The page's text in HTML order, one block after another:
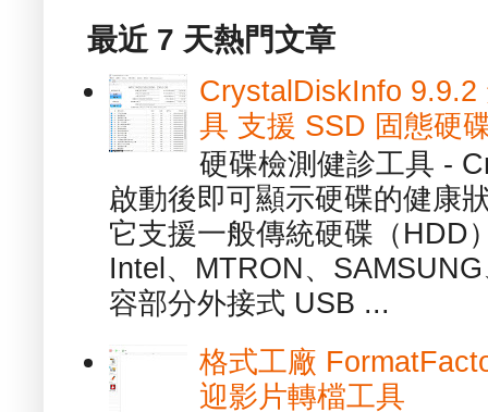
最近 7 天熱門文章
CrystalDiskInfo 9.9.2
具 支援 SSD 固態硬
硬碟檢測健診工具 -
啟動後即可顯示硬碟的健康
它支援一般傳統硬碟（HDD
Intel、MTRON、
容部分外接式 USB ...
格式工廠
迎影片轉檔工具